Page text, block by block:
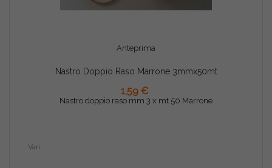
Anteprima
Nastro Doppio Raso Marrone 3mmx50mt
1,59 €
Nastro doppio raso mm 3 x mt 50 Marrone
AGGIUNGI AL CARRELLO
Vari